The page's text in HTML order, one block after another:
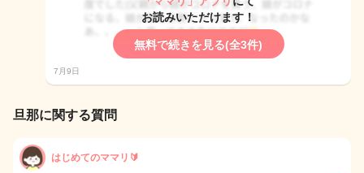
お読みいただけます！
無料で続きを見る(全3件)
7月9日
旦那に関する質問
はじめてのママリ🔰